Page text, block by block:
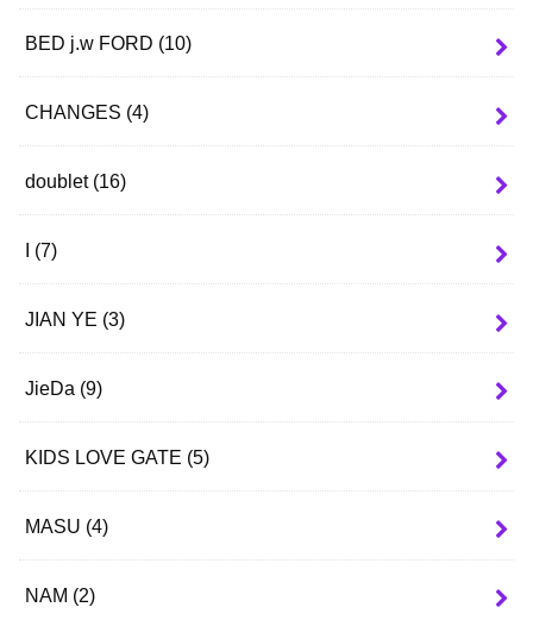
BED j.w FORD (10)
CHANGES (4)
doublet (16)
I (7)
JIAN YE (3)
JieDa (9)
KIDS LOVE GATE (5)
MASU (4)
NAM (2)